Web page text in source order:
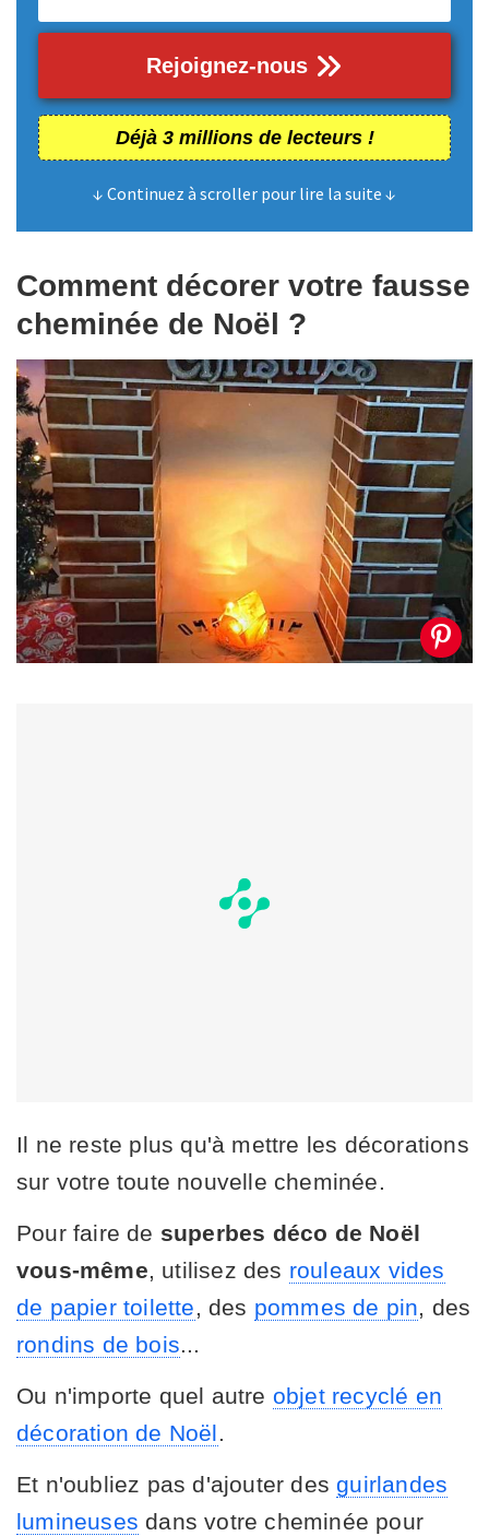
Rejoignez-nous
Déjà 3 millions de lecteurs !
↓ Continuez à scroller pour lire la suite ↓
Comment décorer votre fausse
cheminée de Noël ?
Il ne reste plus qu'à mettre les décorations
sur votre toute nouvelle cheminée.
Pour faire de superbes déco de Noël
vous-même, utilisez des rouleaux vides
de papier toilette, des pommes de pin, des
rondins de bois...
Ou n'importe quel autre objet recyclé en
décoration de Noël.
Et n'oubliez pas d'ajouter desguirlandes
lumineuses dans votre cheminée pour